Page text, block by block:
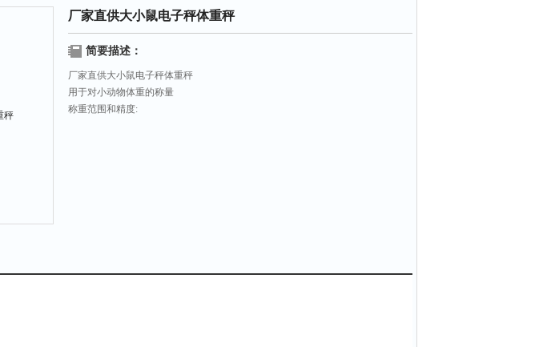
厂家直供大小鼠电子秤体重秤
简要描述：
厂家直供大小鼠电子秤体重秤
用于对小动物体重的称量
称重范围和精度: